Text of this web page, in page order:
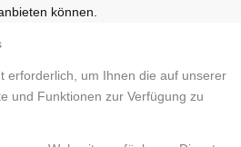
können.
erforderlich, um Ihnen die auf unserer
und Funktionen zur Verfügung zu